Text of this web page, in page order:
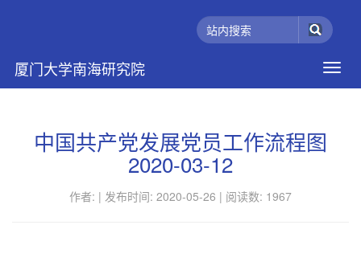
厦门大学南海研究院
中国共产党发展党员工作流程图
2020-03-12
作者: | 发布时间: 2020-05-26 | 阅读数: 1967